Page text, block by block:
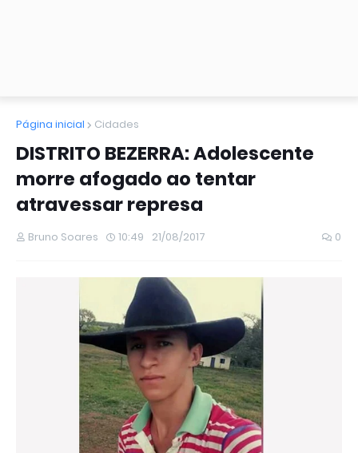
Página inicial Cidades
DISTRITO BEZERRA: Adolescente
morre afogado ao tentar
atravessar represa
Bruno Soares 10:49 21/08/2017 0